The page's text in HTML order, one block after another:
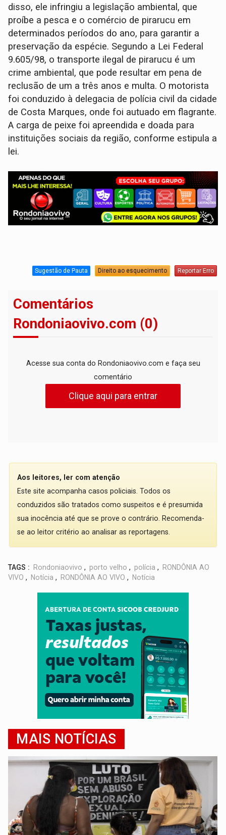
disso, ele infringiu a legislação ambiental, que
proíbe a pesca e o comércio de pirarucu em
determinados períodos do ano, para garantir a
preservação da espécie. Segundo a Lei Federal
9.605/98, o transporte ilegal de pirarucu é um
crime ambiental, que pode resultar em pena de
reclusão de um a três anos e multa. O motorista
foi conduzido à delegacia de polícia civil da cidade
de Costa Marques, onde foi autuado em flagrante.
A carga de peixe foi apreendida e doada para
instituições sociais da região, conforme estipula a
lei.
Sugestão de Pauta Direito ao esquecimento Reportar Erro
Comentários
Rondoniaovivo.com (0)
Acesse sua conta do Rondoniaovivo.com e faça seu
comentário
Clique aqui para entrar
Aos leitores, ler com atenção
Este site acompanha casos policiais. Todos os
conduzidos são tratados como suspeitos e é presumida
sua inocência até que se prove o contrário. Recomenda-
se ao leitor critério ao analisar as reportagens.
TAGS : Rondoniaovivo , porto velho , polícia ,
RONDÔNIA AO
VIVO , Notícia , RONDÔNIA AO VIVO , Notícia
MAIS NOTÍCIAS